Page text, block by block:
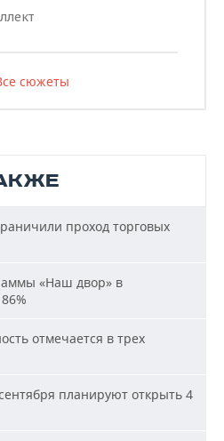
сюжеты
проход торговых
«Наш двор» в
отмечается в трех
планируют открыть 4